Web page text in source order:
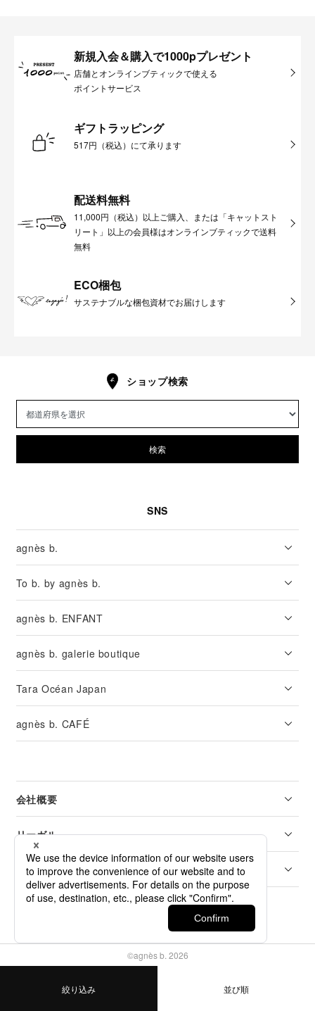
絞り込み 並び順
新規入会＆購入で1000pプレゼント
店舗とオンラインブティックで使える
ポイントサービス
ギフトラッピング
517円（税込）にて承ります
配送料無料
11,000円（税込）以上ご購入、または「キャットスト
リート」以上の会員様はオンラインブティックで送料
無料
ECO梱包
サステナブルな梱包資材でお届けします
ショップ検索
検索
SNS
agnès b.
To b. by agnès b.
agnès b. ENFANT
agnès b. galerie boutique
Tara Océan Japan
agnès b. CAFÉ
会社概要
リーガル
カスタマーサービス
©agnès b. 2026